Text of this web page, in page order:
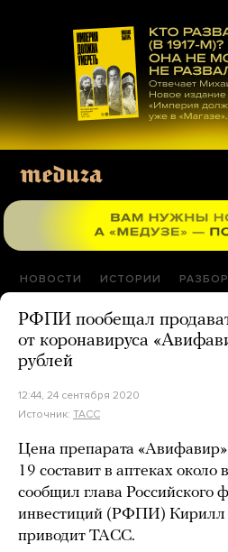
материалам
НОВОСТИ ИСТОРИИ РАЗБОР
РФПИ пообещал
от коронавируса
рублей
12:44, 24 сентября 2020
Источник: ТАСС
Цена препарата
19 составит в аптеках около
сообщил глава Российского
инвестиций (РФПИ) Кирилл
приводит ТАСС.